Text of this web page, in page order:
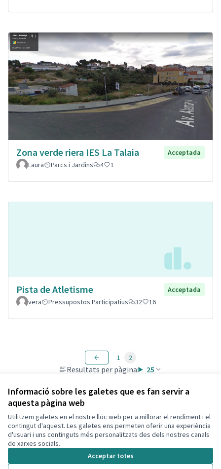
Informació sobre les galetes que es fan servir a
aquesta pàgina web
Utilitzem galetes en el nostre lloc web per a millorar el rendiment i el
contingut d'aquest. Les galetes ens permeten oferir una experiència
d'usuari i uns continguts més personalitzats des dels nostres canals
de xarxes socials.
Acceptar totes
Zona verde riera IES La Talaia
Acceptada
Laura
Parcs i Jardins 4 1
Pista de Atletisme
Acceptada
vera
Pressupostos Participatius 32 16
Resultats per pàgina: 25
1 2
Termes i condicions d'ús
Configuració de les galetes
Decidim Calafell a X
(Enllaç extern)
Decidim Calafell a Facebook
Decidim Calafell a YouTube
Decidim Calafell a GitHub
(Enllaç extern)